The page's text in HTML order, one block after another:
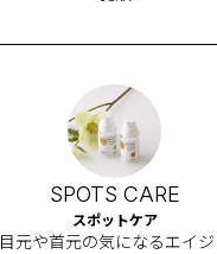
SPOTS CARE
スポットケア
目元や首元の気になるエイジ